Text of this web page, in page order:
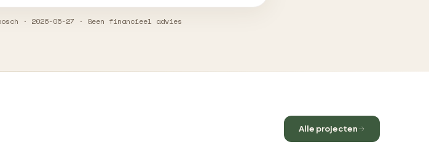
· 2026-05-27 · Geen financieel advies
Alle projecten